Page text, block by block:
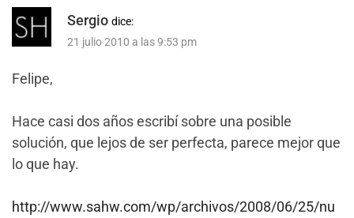
Sergio dice:
21 julio 2010 a las 9:53 pm
Felipe,
Hace casi dos años escribí sobre una posible
solución, que lejos de ser perfecta, parece mejor que
lo que hay.
http://www.sahw.com/wp/archivos/2008/06/25/nu